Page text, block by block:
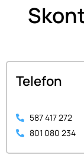
Telefon
587 417 272
801 080 234